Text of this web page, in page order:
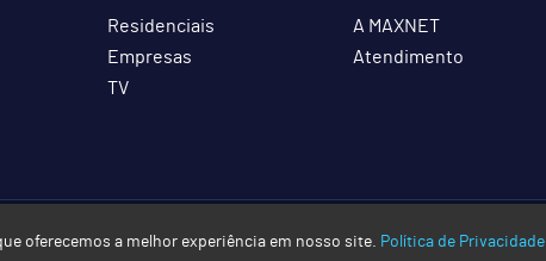
Residenciais
Empresas
TV
A MAXNET
Atendimento
CNPJ: 05.363.299/0001-62 - Razão Social: Rede Exitus Ltda.
oferecemos a melhor experiência em nosso site. Política de Privacidade